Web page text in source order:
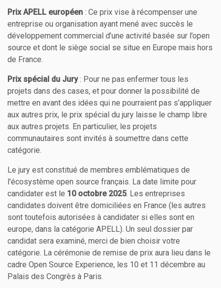
Prix APELL européen : Ce prix vise à récompenser une
entreprise ou organisation ayant mené avec succès le
développement commercial d’une activité basée sur l’open
source et dont le siège social se situe en Europe mais hors
de France.
Prix spécial du Jury: Pour ne pas enfermer tous les
projets dans des cases, et pour donner la possibilité de
mettre en avant des idées qui ne pourraient pas s’appliquer
aux autres prix, le prix spécial du jury laisse le champ libre
aux autres projets. En particulier, les projets
communautaires sont invités à soumettre dans cette
catégorie.
Le jury est constitué de membres emblématiques de
l'écosystème open source français. La date limite pour
candidater est le 10 octobre 2025. Les entreprises
candidates doivent être domiciliées en France (les autres
sont toutefois autorisées à candidater si elles sont en
europe, dans la catégorie APELL). Un seul dossier par
candidat sera examiné, merci de bien choisir votre
catégorie. La cérémonie de remise de prix aura lieu dans le
cadre Open Source Experience, les 10 et 11 décembre au
Palais des Congrès à Paris.